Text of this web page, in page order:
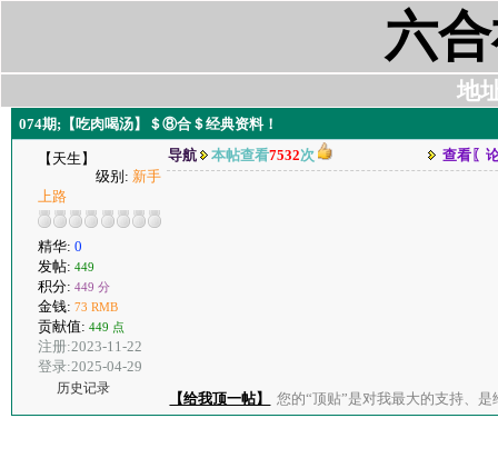
六
地
074期;【吃肉喝汤】＄⑧合＄经典资料！
【天生】
级别: 新手
上路
精华: 0
发帖: 449
积分: 449 分
金钱: 73 RMB
贡献值: 449 点
注册:2023-11-22
登录:2025-04-29
历史记录
导航 本帖查看7532次 查看〖
【给我顶一帖】 您的“顶贴”是对我最大的支持、